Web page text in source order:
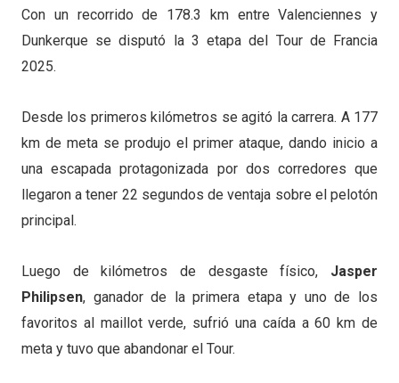
Con un recorrido de 178.3 km entre Valenciennes y
Dunkerque se disputó la 3 etapa del Tour de Francia
2025.
Desde los primeros kilómetros se agitó la carrera. A 177
km de meta se produjo el primer ataque, dando inicio a
una escapada protagonizada por dos corredores que
llegaron a tener 22 segundos de ventaja sobre el pelotón
principal.
Luego de kilómetros de desgaste físico, Jasper
Philipsen, ganador de la primera etapa y uno de los
favoritos al maillot verde, sufrió una caída a 60 km de
meta y tuvo que abandonar el Tour.